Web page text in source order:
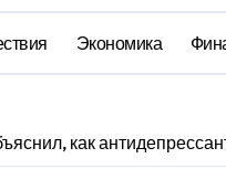
Экономика
как